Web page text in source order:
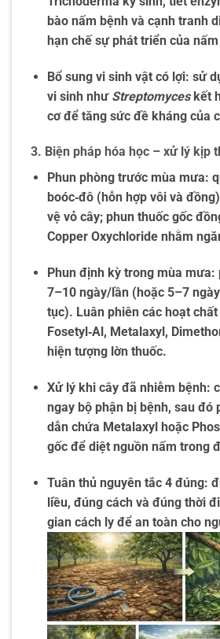
bào nấm bệnh và cạnh tranh
hạn chế sự phát triển của
Bổ sung vi sinh vật có lợi: sử
vi sinh như Streptomyceskết
cơ để tăng sức đề kháng của
3. Biện pháp hóa học – xử lý kịp
Phun phòng trước mùa mưa:
boóc‑đô (hỗn hợp vôi và
vệ vỏ cây; phun thuốc gốc
Copper Oxychloride nhằm
Phun định kỳ trong mùa mưa:
7–10 ngày/lần (hoặc 5–7
tục). Luân phiên các hoạt
Fosetyl‑Al, Metalaxyl,
hiện tượng lờn thuốc.
Xử lý khi cây đã nhiễm bệnh:
ngay bộ phận bị bệnh, sau đó
dẫn chứa Metalaxyl hoặc
gốc để diệt nguồn nấm trong
Tuân thủ nguyên tắc 4 đúng:
liều, đúng cách và đúng thời
gian cách ly để an toàn cho